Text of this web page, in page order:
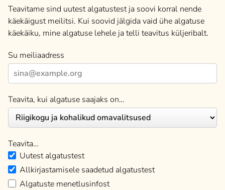
Teavitame sind uutest algatustest ja soovi korral nende
käekäigust meilitsi. Kui soovid jälgida vaid ühe algatuse
käekäiku, mine algatuse lehele ja telli teavitus küljeribalt.
Su meiliaadress
Teavita, kui algatuse saajaks on…
Teavita…
Uutest algatustest
Allkirjastamisele saadetud algatustest
Algatuste menetlusinfost